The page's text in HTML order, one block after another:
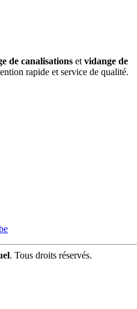
de canalisations et vidange de
rapide et service de qualité.
. Tous droits réservés.